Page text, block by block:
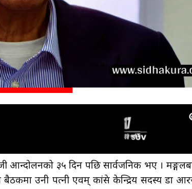
आन्दोलनको ३५ दिन पछि सार्वजनिक भए ।
बैठकमा उनी पत्नी एवम् कांग्रेस केन्द्रिय सदस्य डा